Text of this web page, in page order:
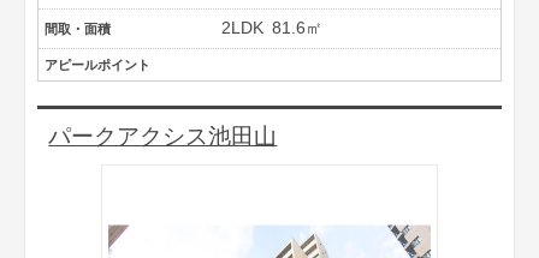
間取・面積 2LDK 81.6㎡
アピールポイント
パークアクシス池田山